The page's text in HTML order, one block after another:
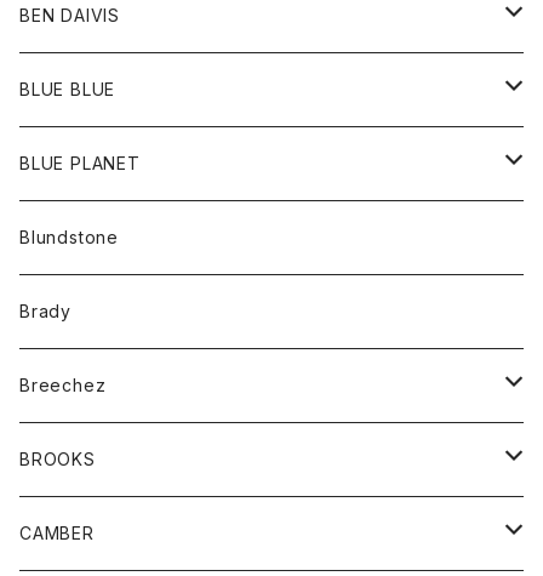
バッグ
ポーチ
トップス
Ｔシャツ
BEN DAIVIS
ポトム
パンツ
BLUE BLUE
アウター
カーディガン
コート
アクセサリー
バッグ
ベルト
キッズ
Tシャツ
グッズ
アンダーウェアー
カードホルダー
トップス
カーディガン
ボトム
BLUE PLANET
サングラス
Blundstone
Brady
Breechez
シャツ
BROOKS
グッズ
CAMBER